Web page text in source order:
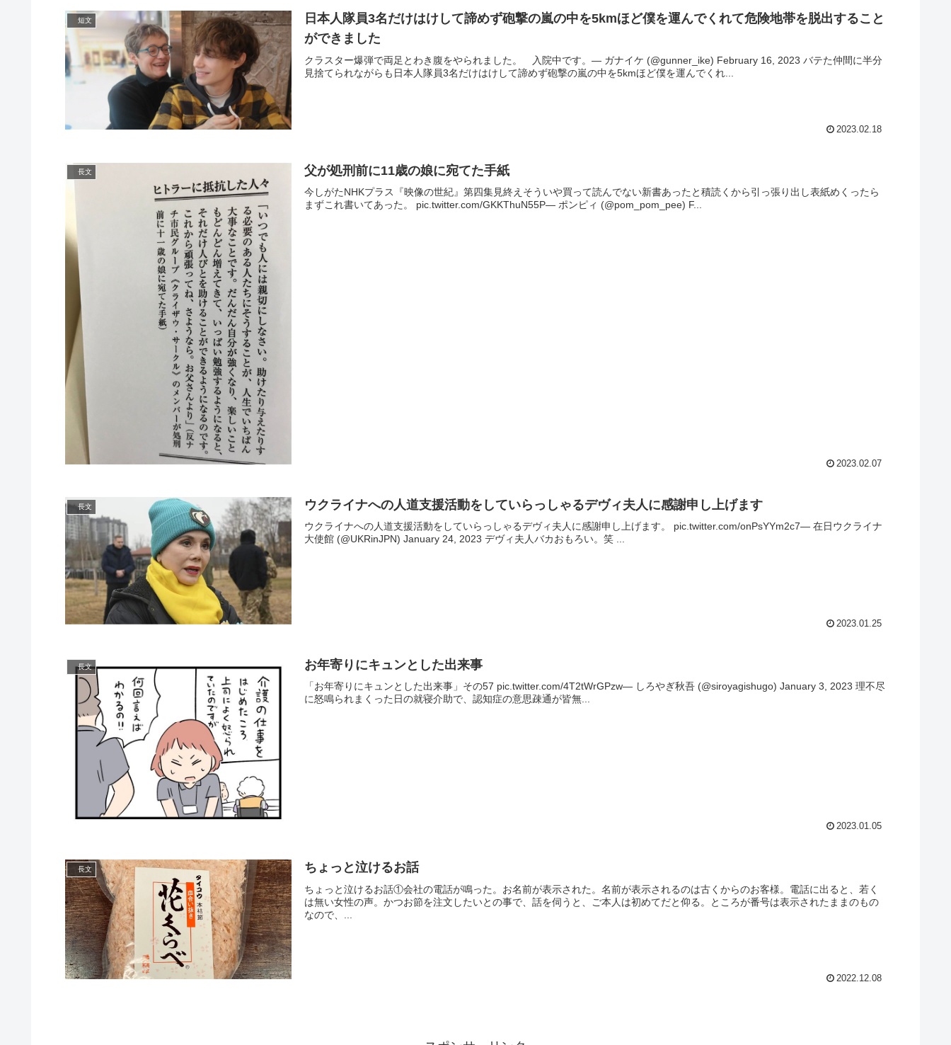
短文
日本人隊員3名だけはけして諦めず砲撃の嵐の中を5kmほど僕を運んでくれて危険地帯を脱出すること
ができました
クラスター爆弾で両足とわき腹をやられました。 入院中です。— ガナイケ (@gunner_ike) February 16, 2023 バテた仲間に半分
見捨てられながらも日本人隊員3名だけはけして諦めず砲撃の嵐の中を5kmほど僕を運んでくれ...
2023.02.18
長文 父が処刑前に11歳の娘に宛てた手紙
今しがたNHKプラス『映像の世紀』第四集見終えそういや買って読んでない新書あったと積読くから引っ張り出し表紙めくったら
まずこれ書いてあった。 pic.twitter.com/GKKThuN55P— ポンピィ (@pom_pom_pee) F...
2023.02.07
長文 ウクライナへの人道支援活動をしていらっしゃるデヴィ夫人に感謝申し上げます
ウクライナへの人道支援活動をしていらっしゃるデヴィ夫人に感謝申し上げます。 pic.twitter.com/onPsYYm2c7— 在日ウクライナ
大使館 (@UKRinJPN) January 24, 2023 デヴィ夫人バカおもろい。笑 ...
2023.01.25
長文 お年寄りにキュンとした出来事
「お年寄りにキュンとした出来事」その57 pic.twitter.com/4T2tWrGPzw— しろやぎ秋吾 (@siroyagishugo) January 3, 2023 理不尽
に怒鳴られまくった日の就寝介助で、認知症の意思疎通が皆無...
2023.01.05
長文 ちょっと泣けるお話
ちょっと泣けるお話①会社の電話が鳴った。お名前が表示された。名前が表示されるのは古くからのお客様。電話に出ると、若く
は無い女性の声。かつお節を注文したいとの事で、話を伺うと、ご本人は初めてだと仰る。ところが番号は表示されたままのもの
なので、...
2022.12.08